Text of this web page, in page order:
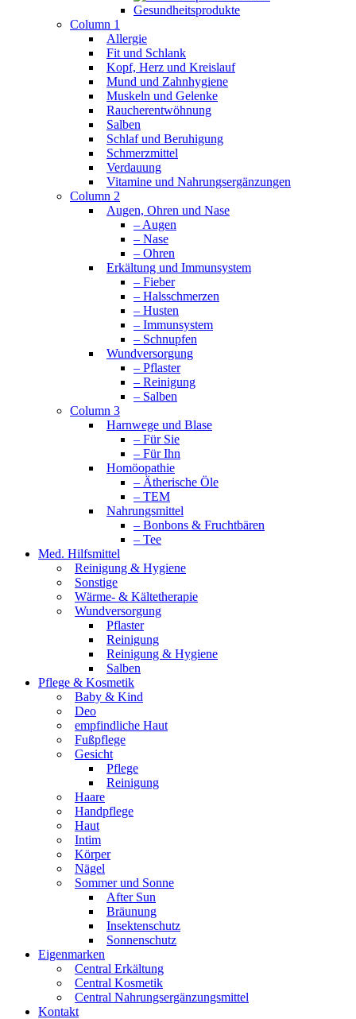
Column 1
Allergie
Fit und Schlank
Kopf, Herz und Kreislauf
Mund und Zahnhygiene
Muskeln und Gelenke
Raucherentwöhnung
Salben
Schlaf und Beruhigung
Schmerzmittel
Verdauung
Vitamine und Nahrungsergänzungen
Column 2
Augen, Ohren und Nase
– Augen
– Nase
– Ohren
Erkältung und Immunsystem
– Fieber
– Halsschmerzen
– Husten
– Immunsystem
– Schnupfen
Wundversorgung
– Pflaster
– Reinigung
– Salben
Column 3
Harnwege und Blase
– Für Sie
– Für Ihn
Homöopathie
– Ätherische Öle
– TEM
Nahrungsmittel
– Bonbons & Fruchtbären
– Tee
Med. Hilfsmittel
Reinigung & Hygiene
Sonstige
Wärme- & Kältetherapie
Wundversorgung
Pflaster
Reinigung
Reinigung & Hygiene
Salben
Pflege & Kosmetik
Baby & Kind
Deo
empfindliche Haut
Fußpflege
Gesicht
Pflege
Reinigung
Haare
Handpflege
Haut
Intim
Körper
Nägel
Sommer und Sonne
After Sun
Bräunung
Insektenschutz
Sonnenschutz
Eigenmarken
Central Erkältung
Central Kosmetik
Central Nahrungsergänzungsmittel
Kontakt